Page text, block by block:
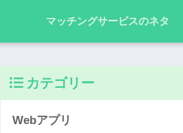
マッチングサービスのネタ
カテゴリー
Webアプリ